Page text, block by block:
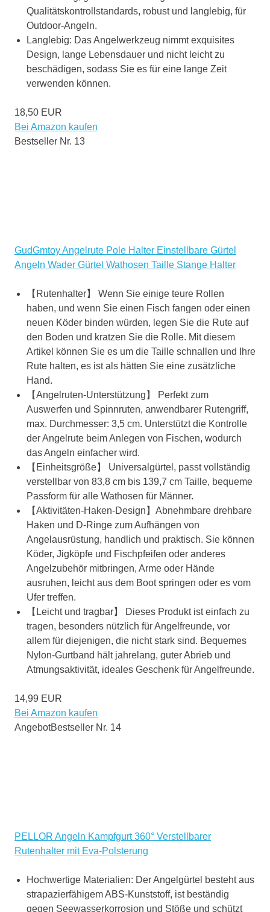
Qualitätskontrollstandards, robust und langlebig, für
Outdoor-Angeln.
Langlebig: Das Angelwerkzeug nimmt exquisites
Design, lange Lebensdauer und nicht leicht zu
beschädigen, sodass Sie es für eine lange Zeit
verwenden können.
18,50 EUR
Bei Amazon kaufen
Bestseller Nr. 13
GudGmtoy Angelrute Pole Halter Einstellbare Gürtel
Angeln Wader Gürtel Wathosen Taille Stange Halter
【Rutenhalter】 Wenn Sie einige teure Rollen
haben, und wenn Sie einen Fisch fangen oder einen
neuen Köder binden würden, legen Sie die Rute auf
den Boden und kratzen Sie die Rolle. Mit diesem
Artikel können Sie es um die Taille schnallen und Ihre
Rute halten, es ist als hätten Sie eine zusätzliche
Hand.
【Angelruten-Unterstützung】 Perfekt zum
Auswerfen und Spinnruten, anwendbarer Rutengriff,
max. Durchmesser: 3,5 cm. Unterstützt die Kontrolle
der Angelrute beim Anlegen von Fischen, wodurch
das Angeln einfacher wird.
【Einheitsgröße】 Universalgürtel, passt vollständig
verstellbar von 83,8 cm bis 139,7 cm Taille, bequeme
Passform für alle Wathosen für Männer.
【Aktivitäten-Haken-Design】Abnehmbare drehbare
Haken und D-Ringe zum Aufhängen von
Angelausrüstung, handlich und praktisch. Sie können
Köder, Jigköpfe und Fischpfeifen oder anderes
Angelzubehör mitbringen, Arme oder Hände
ausruhen, leicht aus dem Boot springen oder es vom
Ufer treffen.
【Leicht und tragbar】 Dieses Produkt ist einfach zu
tragen, besonders nützlich für Angelfreunde, vor
allem für diejenigen, die nicht stark sind. Bequemes
Nylon-Gurtband hält jahrelang, guter Abrieb und
Atmungsaktivität, ideales Geschenk für Angelfreunde.
14,99 EUR
Bei Amazon kaufen
AngebotBestseller Nr. 14
PELLOR Angeln Kampfgurt 360° Verstellbarer
Rutenhalter mit Eva-Polsterung
Hochwertige Materialien: Der Angelgürtel besteht aus
strapazierfähigem ABS-Kunststoff, ist beständig
gegen Seewasserkorrosion und Stöße und schützt